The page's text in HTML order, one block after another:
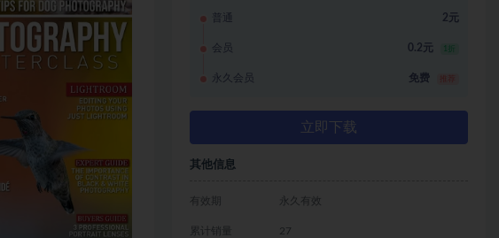
普通 2元
会员 0.2元 1折
永久会员 免费
立即下载
其他信息
有效期 永久有效
累计销量 27